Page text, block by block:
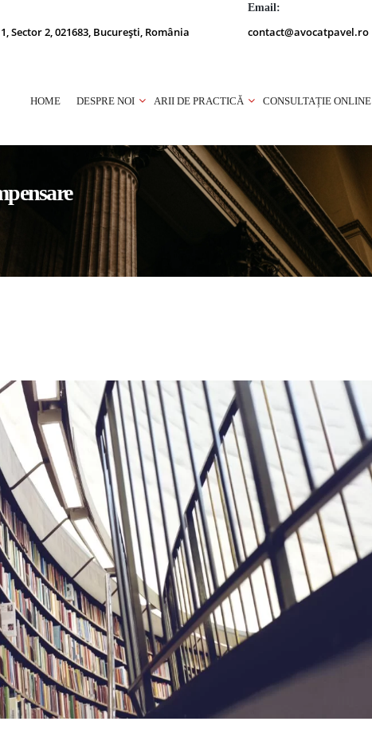
Sector 2, 021683, București, România
Email:
contact@avocatpavel.ro
HOME DESPRE NOI ARII DE PRACTICĂ CONSULTAȚIE ONLINE